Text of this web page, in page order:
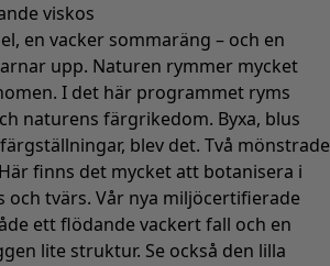
viskos
en vacker sommaräng – och en
upp. Naturen rymmer mycket
I det här programmet ryms
naturens färgrikedom. Byxa, blus
blev det. Två mönstrade
finns det mycket att botanisera i
och tvärs. Vår nya miljöcertifierade
ett flödande vackert fall och en
lite struktur. Se också den lilla